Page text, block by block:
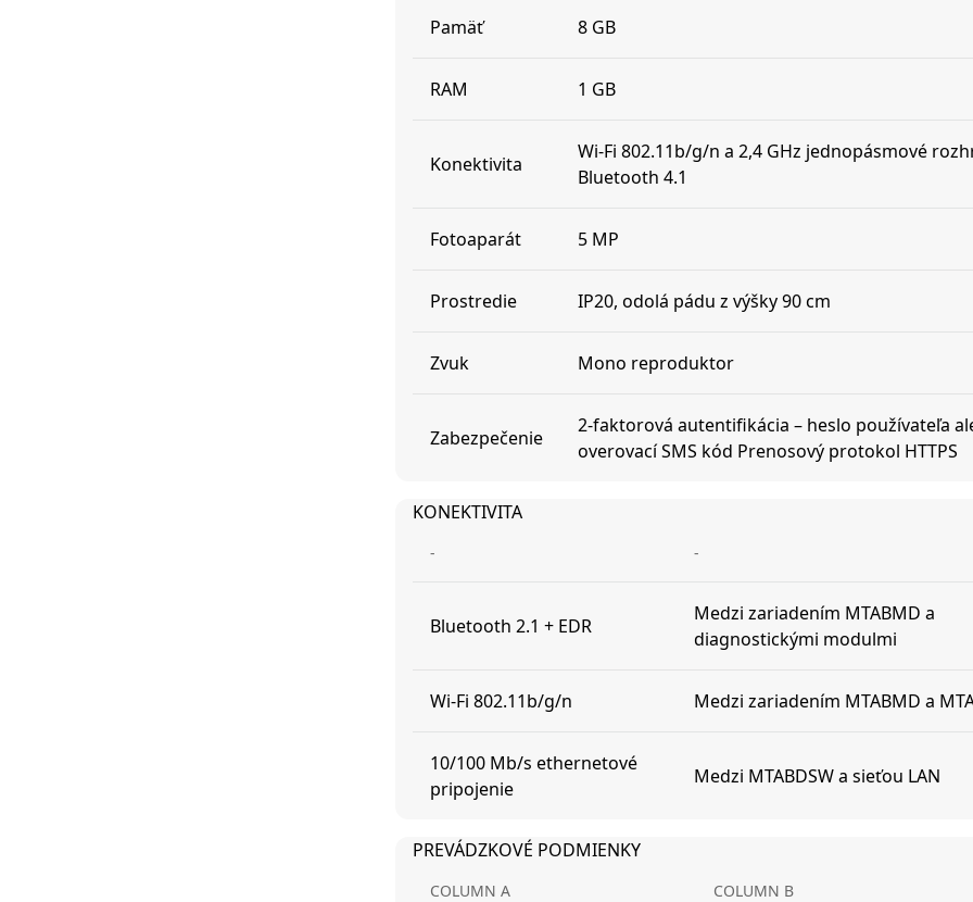
Pamäť 8 GB
RAM 1 GB
Konektivita
Wi-Fi 802.11b/g/n a 2,4 GHz jednopásmové
Bluetooth 4.1
Fotoaparát 5 MP
Prostredie IP20, odolá pádu z výšky 90 cm
Zvuk Mono reproduktor
Zabezpečenie
2-faktorová autentifikácia – heslo používateľa
overovací SMS kód Prenosový protokol HTTPS
KONEKTIVITA
- -
Bluetooth 2.1 + EDR
Medzi zariadením MTABMD a
diagnostickými modulmi
Wi-Fi 802.11b/g/n Medzi zariadením MTABMD a
10/100 Mb/s ethernetové
pripojenie
Medzi MTABDSW a sieťou LAN
PREVÁDZKOVÉ PODMIENKY
COLUMN A COLUMN B